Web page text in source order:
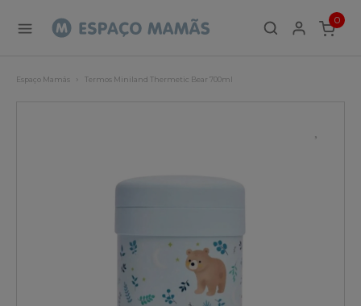
0
ITEMS
Espaço Mamãs Termos Miniland Thermetic Bear 700ml